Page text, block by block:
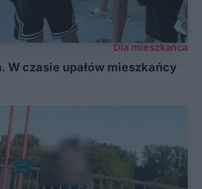
Dla mieszkańca
W czasie upałów mieszkańcy